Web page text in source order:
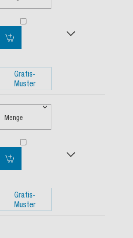
Gratis-
Muster
Menge
Gratis-
Muster